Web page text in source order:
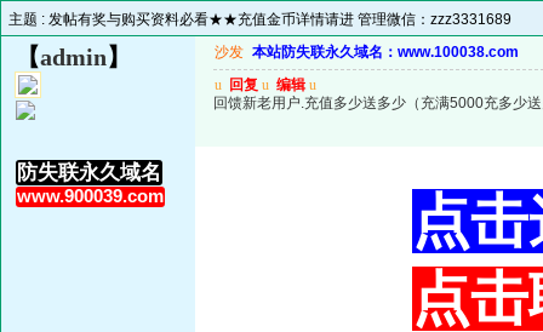
主题 : 发帖有奖与购买资料必看★★充值金币详情请进 管理微信：zzz3331689
【admin】
防失联永久域名
www.900039.com
沙发 本站防失联永久域名：www.100038.com
u 回复 u 编辑 u
回馈新老用户.充值多少送多少（充满5000充多少
点
点